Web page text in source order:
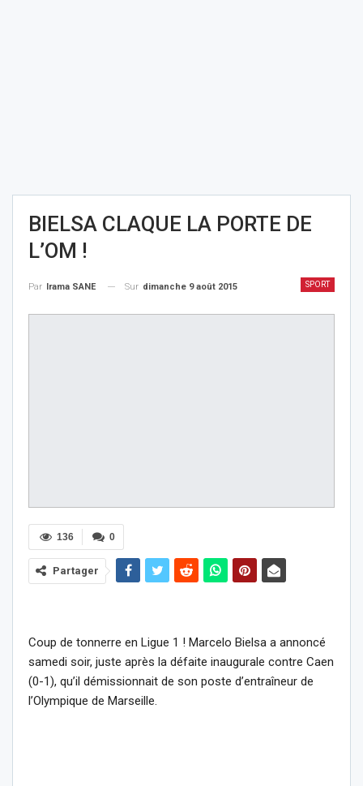
BIELSA CLAQUE LA PORTE DE
L’OM !
SPORT
Par Irama SANE Sur dimanche 9 août 2015
0
136
Partager
Coup de tonnerre en Ligue 1 ! Marcelo Bielsa a annoncé
samedi soir, juste après la défaite inaugurale contre Caen
(0-1), qu’il démissionnait de son poste d’entraîneur de
l’Olympique de Marseille.